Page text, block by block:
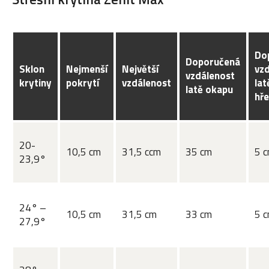
Sklon
krytiny
Nejmenší
pokrytí
Největší
vzdálenost
Doporučená
vzdálenost
latě okapu
20-
23,9°
10,5 cm 31,5 ccm 35 cm 5
24° –
27,9°
10,5 cm 31,5 cm 33 cm 5